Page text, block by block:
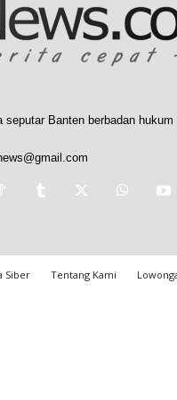
Banten berbadan
Siber Tentang Kami